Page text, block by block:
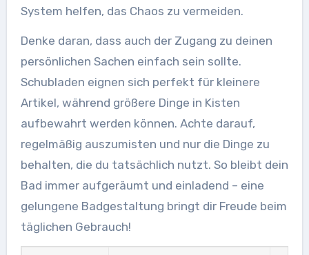
System helfen, das Chaos zu vermeiden.
Denke daran, dass auch der Zugang zu deinen
persönlichen Sachen einfach sein sollte.
Schubladen eignen sich perfekt für kleinere
Artikel, während größere Dinge in Kisten
aufbewahrt werden können. Achte darauf,
regelmäßig auszumisten und nur die Dinge zu
behalten, die du tatsächlich nutzt. So bleibt dein
Bad immer aufgeräumt und einladend – eine
gelungene Badgestaltung bringt dir Freude beim
täglichen Gebrauch!